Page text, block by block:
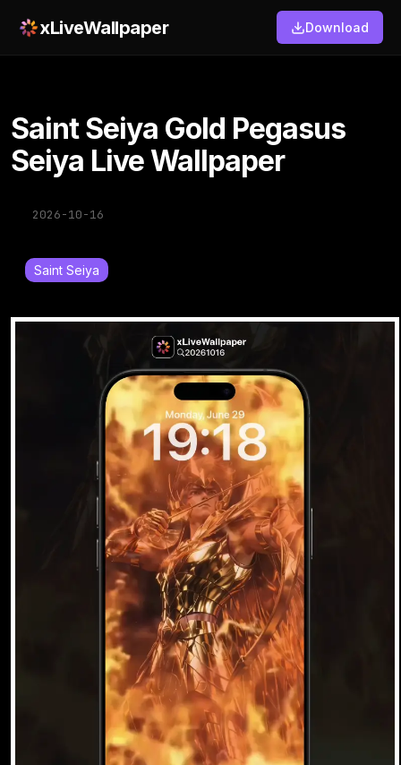
xLiveWallpaper Download
Saint Seiya Gold Pegasus
Seiya Live Wallpaper
2026-10-16
Saint Seiya